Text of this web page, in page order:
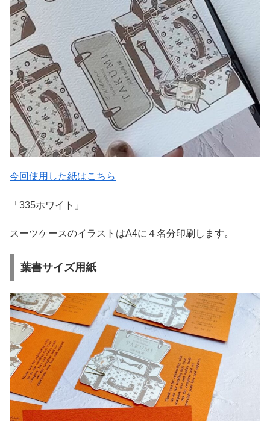
今回使用した紙はこちら
「335ホワイト」
スーツケースのイラストはA4に４名分印刷します。
葉書サイズ用紙